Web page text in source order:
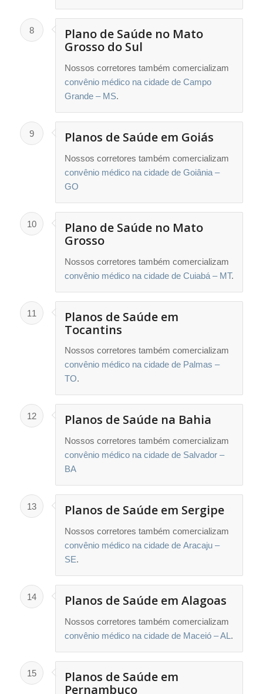
8
Plano de Saúde no Mato
Grosso do Sul
Nossos corretores também comercializam
convênio médico na cidade de Campo
Grande – MS.
9 Planos de Saúde em Goiás
Nossos corretores também comercializam
convênio médico na cidade de Goiânia –
GO
10
Plano de Saúde no Mato
Grosso
Nossos corretores também comercializam
convênio médico na cidade de Cuiabá – MT.
11
Planos de Saúde em
Tocantins
Nossos corretores também comercializam
convênio médico na cidade de Palmas –
TO.
12 Planos de Saúde na Bahia
Nossos corretores também comercializam
convênio médico na cidade de Salvador –
BA
13 Planos de Saúde em Sergipe
Nossos corretores também comercializam
convênio médico na cidade de Aracaju –
SE.
14 Planos de Saúde em Alagoas
Nossos corretores também comercializam
convênio médico na cidade de Maceió – AL .
15
Planos de Saúde em
Pernambuco